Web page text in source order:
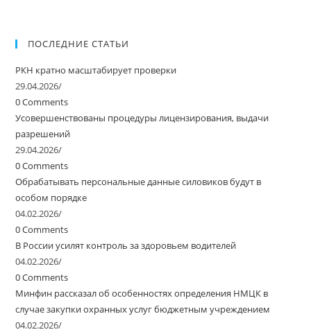
ПОСЛЕДНИЕ СТАТЬИ
РКН кратно масштабирует проверки
29.04.2026/
0 Comments
Усовершенствованы процедуры лицензирования, выдачи
разрешений
29.04.2026/
0 Comments
Обрабатывать персональные данные силовиков будут в
особом порядке
04.02.2026/
0 Comments
В России усилят контроль за здоровьем водителей
04.02.2026/
0 Comments
Минфин рассказал об особенностях определения НМЦК в
случае закупки охранных услуг бюджетным учреждением
04.02.2026/